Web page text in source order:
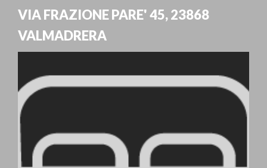
VIA FRAZIONE PARE' 45,23868
VALMADRERA